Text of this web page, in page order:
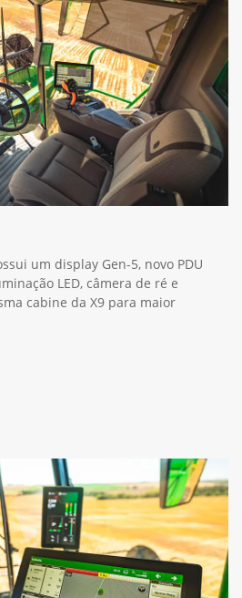
um display Gen-5, novo PDU
LED, câmera de ré e
cabine da X9 para maior